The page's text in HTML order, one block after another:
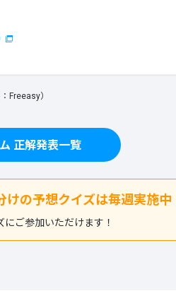
Freeasy）
正解発表一覧
の予想クイズは毎週実施中
ご参加いただけます！